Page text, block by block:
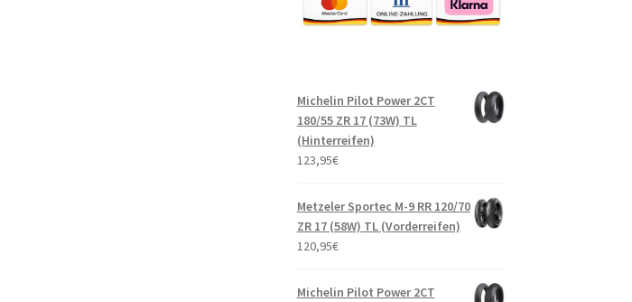
Michelin Pilot Power 2CT
180/55 ZR 17 (73W) TL
(Hinterreifen)
123,95€
Metzeler Sportec M-9 RR 120/70
ZR 17 (58W) TL (Vorderreifen)
120,95€
Michelin Pilot Power 2CT